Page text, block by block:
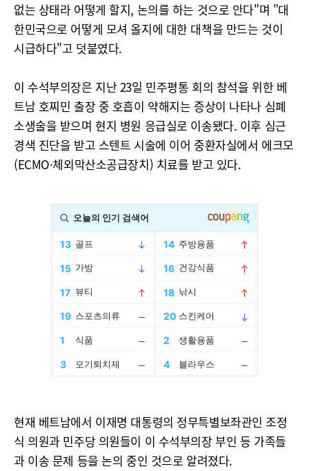
없는 상태라 어떻게 할지, 논의를 하는 것으로 안다"며 "대
한민국으로 어떻게 모셔 올지에 대한 대책을 만드는 것이
시급하다"고 덧붙였다.
이 수석부의장은 지난 23일 민주평통 회의 참석을 위한 베
트남 호찌민 출장 중 호흡이 약해지는 증상이 나타나 심폐
소생술을 받으며 현지 병원 응급실로 이송됐다. 이후 심근
경색 진단을 받고 스텐트 시술에 이어 중환자실에서 에크모
(ECMO·체외막산소공급장치) 치료를 받고 있다.
현재 베트남에서 이재명 대통령의 정무특별보좌관인 조정
식 의원과 민주당 의원들이 이 수석부의장 부인 등 가족들
과 이송 문제 등을 논의 중인 것으로 알려졌다.